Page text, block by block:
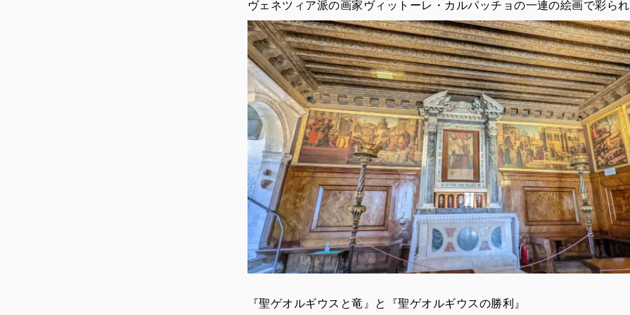
ヴェネツィア派の画家ヴィットーレ・カルパッチョの一連の絵画で彩ら
『聖ゲオルギウスと竜』と『聖ゲオルギウスの勝利』